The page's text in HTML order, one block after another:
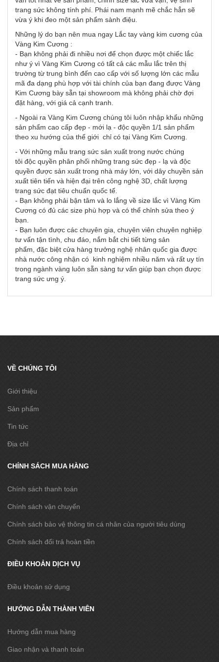
trang sức không tính phí. Phái nam mạnh mẽ chắc hẳn sẽ
vừa ý khi đeo một sản phẩm sành điệu.
Những lý do bạn nên mua ngay Lắc tay vàng kim cương của
Vàng Kim Cương :
- Bạn không phải đi nhiều nơi để chọn được một chiếc lắc
như ý vì Vàng Kim Cương có tất cả các mẫu lắc trên thị
trường từ trung bình đến cao cấp với số lượng lớn các mẫu
mã đa dạng phù hợp với tài chính của bạn đang được Vàng
Kim Cương bày sẵn tại showroom mà không phải chờ đợi
đặt hàng, với giá cả cạnh tranh.
- Ngoài ra Vàng Kim Cương chúng tôi luôn nhập khẩu những
sản phẩm cao cấp đẹp - mới lạ - độc quyền 1/1 sản phẩm
theo xu hướng của thế giới chỉ có tại Vàng Kim Cương.
- Với những mẫu trang sức sản xuất trong nước chúng
tôi độc quyền phân phối những trang sức đẹp - lạ và độc
quyền được sản xuất trong nhà máy lớn, với dây chuyền sản
xuất tiên tiến và hiện đại trên công nghệ 3D, chất lượng
trang sức đạt tiêu chuẩn quốc tế.
- Bạn không phải bận tâm và lo lắng về size lắc vì Vàng Kim
Cương có đủ các size phù hợp và có thể chỉnh sửa theo ý
bạn.
- Bạn luôn được các chuyên gia, chuyên viên chuyên nghiệp
tư vấn tận tình, chu đáo, nắm bắt chi tiết từng sản
phẩm, đặc biệt cửa hàng trưởng nghệ nhân quốc gia được
nhà nước công nhận có kinh nghiệm nhiều năm và rất uy tín
trong ngành vàng luôn sẵn sàng tư vấn giúp bạn chọn được
trang sức ưng ý.
VỀ CHÚNG TÔI
Giới thiệu
Sản phẩm
Tin tức
Địa chỉ
CHÍNH SÁCH MUA HÀNG
Chính sách thanh toán
Chính sách vận chuyển
Chính sách bảo vệ thông tin cá nhân của người tiêu dùng
Chính sách đổi trả hoàn tiền
ĐIỀU KHOẢN DỊCH VỤ
Điều khoản sử dụng
HƯỚNG DẪN THÀNH VIÊN
Hướng dẫn mua hàng
Giao nhận và thanh toán